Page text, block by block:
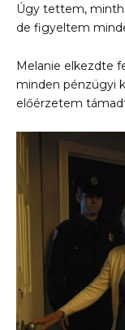
Úgy tettem,
de figyeltem
Melanie elkezdte
minden pénzügyi
előérzetem